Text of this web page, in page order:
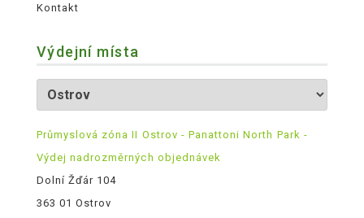
Kontakt
Výdejní místa
Průmyslová zóna II Ostrov - Panattoni North Park -
Výdej nadrozměrných objednávek
Dolní Žďár 104
363 01 Ostrov